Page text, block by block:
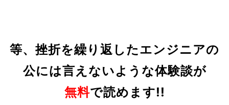
等、挫折を繰り返したエンジニアの
公には言えないような体験談が
無料で読めます!!